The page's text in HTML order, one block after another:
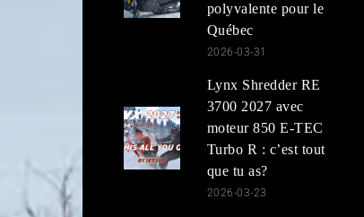
polyvalente pour le
Québec
2026-03-31
Lynx Shredder RE
3700 2027 avec
moteur 850 E-TEC
Turbo R : c’est tout
que tu as?
2026-03-23